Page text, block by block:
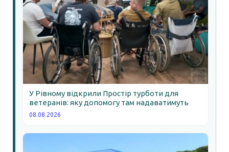
У Рівному відкрили Простір турботи для
ветеранів: яку допомогу там надаватимуть
08.08.2026